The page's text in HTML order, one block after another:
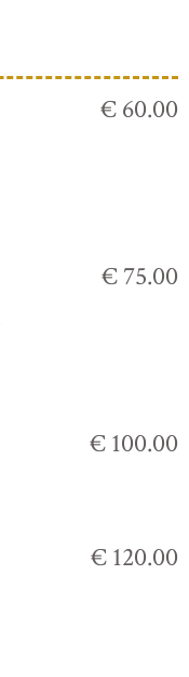
€ 60.00
€ 75.00
€ 100.00
€ 120.00